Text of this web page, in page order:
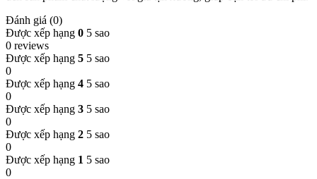
Đánh giá (0)
Được xếp hạng 0 5 sao
0 reviews
Được xếp hạng 5 5 sao
0
Được xếp hạng 4 5 sao
0
Được xếp hạng 3 5 sao
0
Được xếp hạng 2 5 sao
0
Được xếp hạng 1 5 sao
0